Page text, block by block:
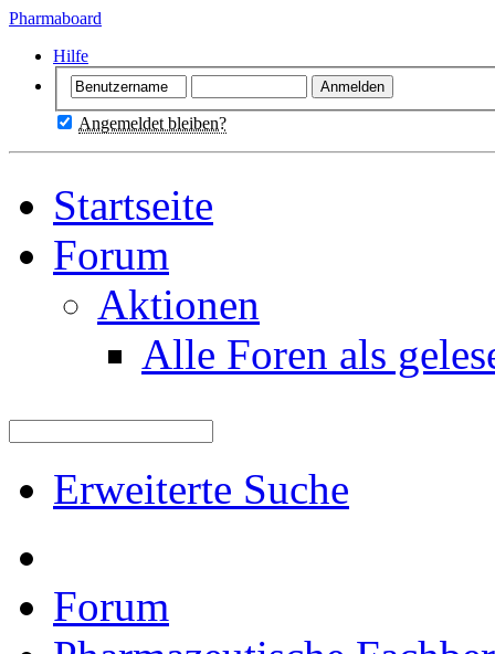
Pharmaboard
Hilfe
Angemeldet bleiben?
Startseite
Forum
Aktionen
Alle Foren als
Erweiterte Suche